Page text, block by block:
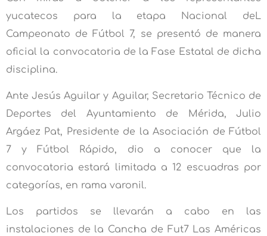
yucatecos para la etapa Nacional deL
Campeonato de Fútbol 7, se presentó de manera
oficial la convocatoria de la Fase Estatal de dicha
disciplina.
Ante Jesús Aguilar y Aguilar, Secretario Técnico de
Deportes del Ayuntamiento de Mérida, Julio
Argáez Pat, Presidente de la Asociación de Fútbol
7 y Fútbol Rápido, dio a conocer que la
convocatoria estará limitada a 12 escuadras por
categorías, en rama varonil.
Los partidos se llevarán a cabo en las
instalaciones de la Cancha de Fut7 Las Américas